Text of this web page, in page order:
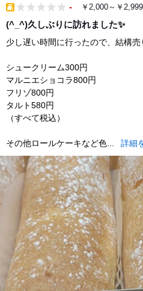
- ￥2,000～￥
(^_^)久しぶりに訪れました✨️
少し遅い時間に行ったので、結構売
シュークリーム300円
マルニエショコラ800円
フリゾ800円
タルト580円
（すべて税込）
その他ロールケーキなど色... 詳細